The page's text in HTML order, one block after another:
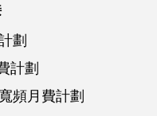
劃
計劃
頻月費計劃